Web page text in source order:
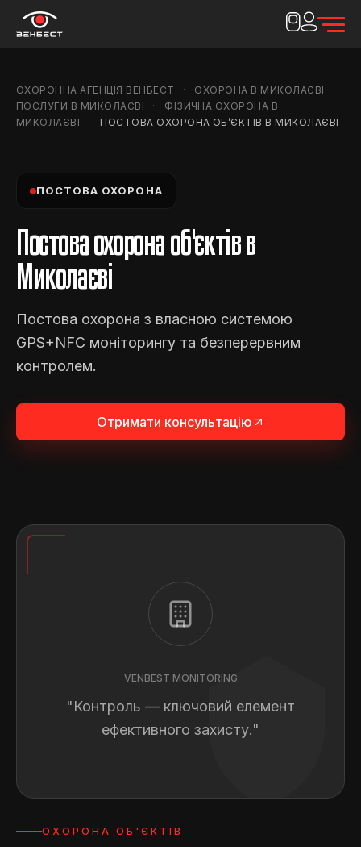
ОХОРОННА АГЕНЦІЯ ВЕНБЕСТ
ОХОРОНА В МИКОЛАЄВІ
ПОСЛУГИ В МИКОЛАЄВІ
ФІЗИЧНА ОХОРОНА В
МИКОЛАЄВІ
ПОСТОВА ОХОРОНА ОБ’ЄКТІВ В МИКОЛАЄВІ
ПОСТОВА ОХОРОНА
Постова охорона об'єктів в
Миколаєві
Постова охорона з власною системою
GPS+NFC моніторингу та безперервним
контролем.
Отримати консультацію
VENBEST MONITORING
"Контроль — ключовий елемент
ефективного захисту."
ОХОРОНА ОБ'ЄКТІВ